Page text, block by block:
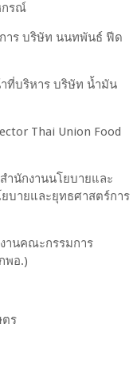
กรณ์
าร บริษัท นนทพันธ์ ฟีด
ที่บริหาร บริษัท น้ำมัน
Thai Union Food
ำนักงานนโยบายและ
บายและยุทธศาสตร์การ
านคณะกรรมการ
พอ.)
ตร